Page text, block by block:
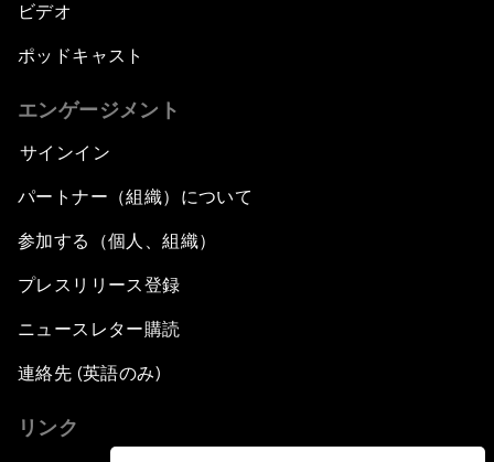
ビデオ
ポッドキャスト
エンゲージメント
サインイン
パートナー（組織）について
参加する（個人、組織）
プレスリリース登録
ニュースレター購読
連絡先 (英語のみ)
リンク